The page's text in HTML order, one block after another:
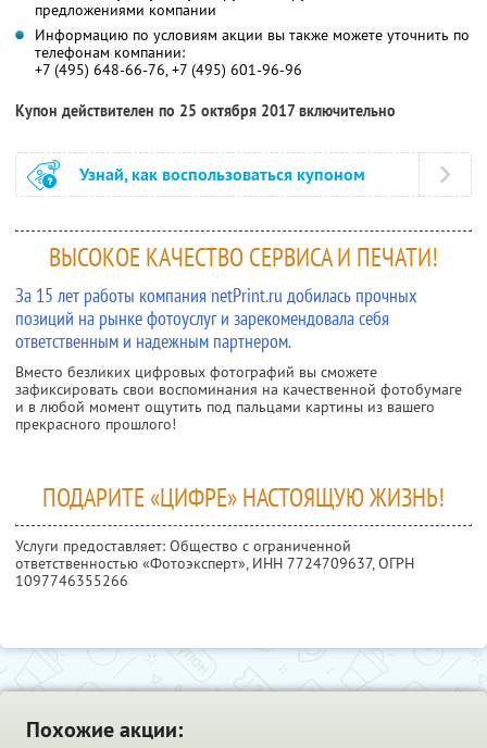
предложениями компании
Информацию по условиям акции вы также можете уточнить по
телефонам компании:
+7 (495) 648-66-76, +7 (495) 601-96-96
Купон действителен по 25 октября 2017 включительно
Узнай, как воспользоваться купоном
ВЫСОКОЕ КАЧЕСТВО СЕРВИСА И ПЕЧАТИ!
За 15 лет работы компания netPrint.ru добилась прочных
позиций на рынке фотоуслуг и зарекомендовала себя
ответственным и надежным партнером.
Вместо безликих цифровых фотографий вы сможете
зафиксировать свои воспоминания на качественной фотобумаге
и в любой момент ощутить под пальцами картины из вашего
прекрасного прошлого!
ПОДАРИТЕ «ЦИФРЕ» НАСТОЯЩУЮ ЖИЗНЬ!
Услуги предоставляет: Общество с ограниченной
ответственностью «Фотоэксперт», ИНН 7724709637, ОГРН
1097746355266
Похожие акции: